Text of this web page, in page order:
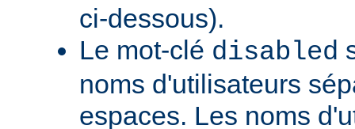
ci-dessous).
Le mot-clé disabled
noms d'utilisateurs
espaces. Les noms